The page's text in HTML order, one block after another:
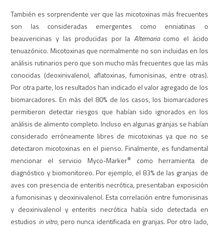
También es sorprendente ver que las micotoxinas más frecuentes
son las consideradas emergentes como enniatinas o
beauvericinas y las producidas por la Alternariacomo el ácido
tenuazónico. Micotoxinas que normalmente no son incluidas en los
análisis rutinarios pero que son mucho más frecuentes que las más
conocidas (deoxinivalenol, aflatoxinas, fumonisinas, entre otras).
Por otra parte, los resultados han indicado el valor agregado de los
biomarcadores. En más del 80% de los casos, los biomarcadores
permitieron detectar riesgos que habían sido ignorados en los
análisis de alimento completo. Incluso en algunas granjas se habían
considerado erróneamente libres de micotoxinas ya que no se
detectaron micotoxinas en el pienso. Finalmente, es fundamental
mencionar el servicio Myco-Marker®
como herramienta de
diagnóstico y biomonitoreo. Por ejemplo, el 83% de las granjas de
aves con presencia de enteritis necrótica, presentaban exposición
a fumonisinas y deoxinivalenol. Esta correlación entre fumonisinas
y deoxinivalenol y enteritis necrótica había sido detectada en
estudios in vitro, pero nunca identificada en granjas. Por otro lado,